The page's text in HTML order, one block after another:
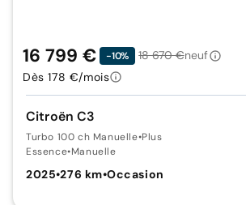
Citroën C3
Turbo 100 ch Manuelle•Plus
Essence•Manuelle
2025•276 km•Occasion
16 799 € -10% 18 670 €neuf
Dès 178 €/mois